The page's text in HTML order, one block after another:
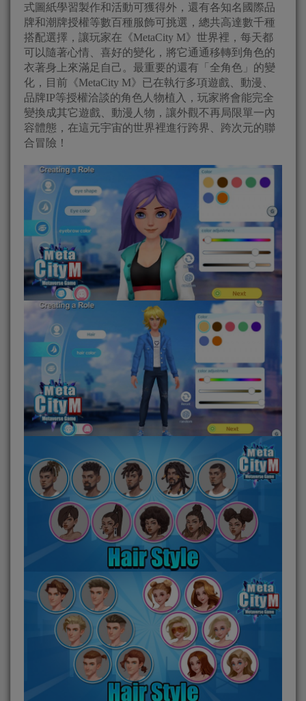
式圖紙學習製作和活動可獲得外，還有各知名國際品
牌和潮牌授權等數百種服飾可挑選，總共高達數千種
搭配選擇，讓玩家在《MetaCity M》世界裡，每天都
可以隨著心情、喜好的變化，將它通通移轉到角色的
衣著身上來滿足自己。最重要的還有「全角色」的變
化，目前《MetaCity M》已在執行多項遊戲、動漫、
品牌IP等授權洽談的角色人物植入，玩家將會能完全
變換成其它遊戲、動漫人物，讓外觀不再局限單一內
容體態，在這元宇宙的世界裡進行跨界、跨次元的聯
合冒險！